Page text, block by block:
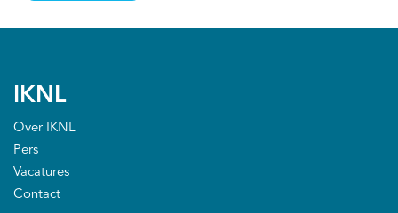
IKNL
Over IKNL
Pers
Vacatures
Contact